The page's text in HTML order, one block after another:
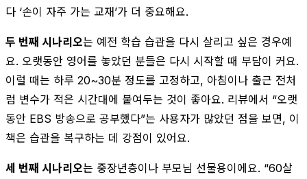
다 ‘손이 자주 가는 교재’가 더 중요해요.
두 번째 시나리오는 예전 학습 습관을 다시 살리고 싶은 경우예
요. 오랫동안 영어를 놓았던 분들은 다시 시작할 때 부담이 커요.
이럴 때는 하루 20~30분 정도를 고정하고, 아침이나 출근 전처
럼 변수가 적은 시간대에 붙여두는 것이 좋아요. 리뷰에서 “오랫
동안 EBS 방송으로 공부했다”는 사용자가 많았던 점을 보면, 이
책은 습관을 복구하는 데 강점이 있어요.
세 번째 시나리오는 중장년층이나 부모님 선물용이에요. “60살